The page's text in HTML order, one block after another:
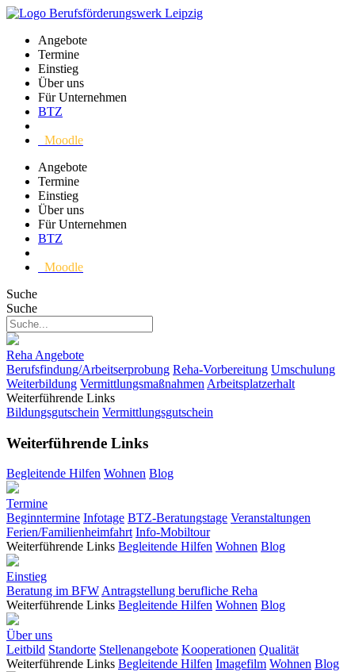
Angebote
Termine
Einstieg
Über uns
Für Unternehmen
BTZ
Moodle
Angebote
Termine
Einstieg
Über uns
Für Unternehmen
BTZ
Moodle
Suche
Suche
Reha Angebote
Berufsfindung/Arbeitserprobung Reha-Vorbereitung Umschulung
Weiterbildung Vermittlungsmaßnahmen Arbeitsplatzerhalt
Weiterführende Links
Bildungsgutschein Vermittlungsgutschein
Weiterführende Links
Begleitende Hilfen Wohnen Blog
Termine
Beginntermine Infotage BTZ-Beratungstage Veranstaltungen
Ferien/Familienheimfahrt Info-Mobiltour
Weiterführende Links Begleitende Hilfen Wohnen Blog
Einstieg
Beratung im BFWAntragstellung berufliche Reha
Weiterführende Links Begleitende Hilfen Wohnen Blog
Über uns
Leitbild Standorte Stellenangebote Kooperationen Qualität
Weiterführende Links Begleitende Hilfen Imagefilm Wohnen Blog